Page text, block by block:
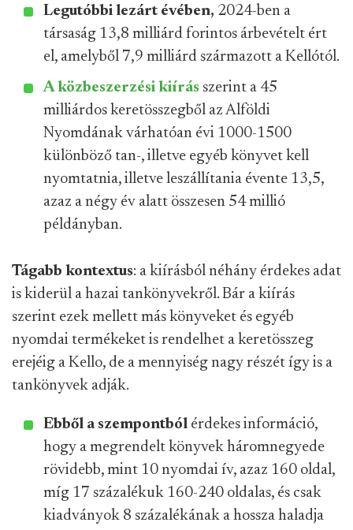
Legutóbbi lezárt évében, 2024-ben a
társaság 13,8 milliárd forintos árbevételt ért
el, amelyből 7,9 milliárd származott a Kellótól.
A közbeszerzési kiírás szerint a 45
milliárdos keretösszegből az Alföldi
Nyomdának várhatóan évi 1000-1500
különböző tan-, illetve egyéb könyvet kell
nyomtatnia, illetve leszállítania évente 13,5,
azaz a négy év alatt összesen 54 millió
példányban.
Tágabb kontextus: a kiírásból néhány érdekes adat
is kiderül a hazai tankönyvekről. Bár a kiírás
szerint ezek mellett más könyveket és egyéb
nyomdai termékeket is rendelhet a keretösszeg
erejéig a Kello, de a mennyiség nagy részét így is a
tankönyvek adják.
Ebből a szempontból érdekes információ,
hogy a megrendelt könyvek háromnegyede
rövidebb, mint 10 nyomdai ív, azaz 160 oldal,
míg 17 százalékuk 160-240 oldalas, és csak
kiadványok 8 százalékának a hossza haladja